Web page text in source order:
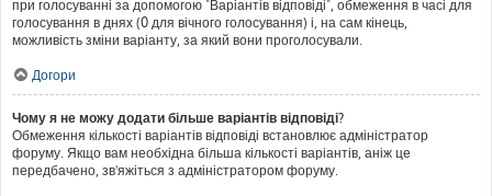
при голосуванні за допомогою "Варіантів відповіді", обмеження в часі для
голосування в днях (0 для вічного голосування) і, на сам кінець,
можливість зміни варіанту, за який вони проголосували.
Догори
Чому я не можу додати більше варіантів відповіді?
Обмеження кількості варіантів відповіді встановлює адміністратор
форуму. Якщо вам необхідна більша кількості варіантів, аніж це
передбачено, зв'яжіться з адміністратором форуму.